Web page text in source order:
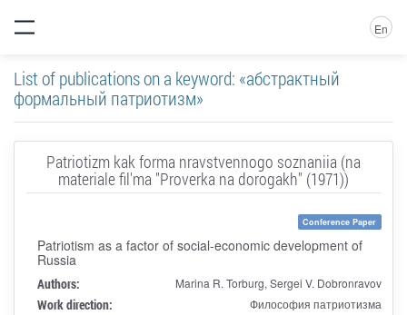
En
List of publications on a keyword: «абстрактный
формальный патриотизм»
Patriotizm kak forma nravstvennogo soznaniia (na
materiale fil'ma "Proverka na dorogakh" (1971))
Conference Paper
Patriotism as a factor of social-economic development of
Russia
Authors: Marina R. Torburg, Sergei V. Dobronravov
Work direction: Философия патриотизма